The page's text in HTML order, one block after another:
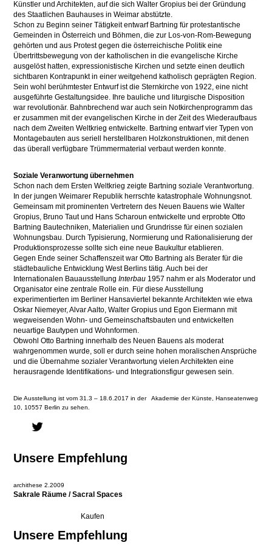
Künstler und Architekten, auf die sich Walter Gropius bei der Gründung
des Staatlichen Bauhauses in Weimar abstützte.
Schon zu Beginn seiner Tätigkeit entwarf Bartning für protestantische
Gemeinden in Österreich und Böhmen, die zur Los-von-Rom-Bewegung
gehörten und aus Protest gegen die österreichische Politik eine
Übertrittsbewegung von der katholischen in die evangelische Kirche
ausgelöst hatten, expressionistische Kirchen und setzte einen deutlich
sichtbaren Kontrapunkt in einer weitgehend katholisch geprägten Region.
Sein wohl berühmtester Entwurf ist die Sternkirche von 1922, eine nicht
ausgeführte Gestaltungsidee. Ihre bauliche und liturgische Disposition
war revolutionär. Bahnbrechend war auch sein Notkirchenprogramm das
er zusammen mit der evangelischen Kirche in der Zeit des Wiederaufbaus
nach dem Zweiten Weltkrieg entwickelte. Bartning entwarf vier Typen von
Montagebauten aus seriell herstellbaren Holzkonstruktionen, mit denen
das überall verfügbare Trümmermaterial verbaut werden konnte.
Soziale Veranwortung übernehmen
Schon nach dem Ersten Weltkrieg zeigte Bartning soziale Verantwortung.
In der jungen Weimarer Republik herrschte katastrophale Wohnungsnot.
Gemeinsam mit prominenten Vertretern des Neuen Bauens wie Walter
Gropius, Bruno Taut und Hans Scharoun entwickelte und erprobte Otto
Bartning Bautechniken, Materialien und Grundrisse für einen sozialen
Wohnungsbau. Durch Typisierung, Normierung und Rationalisierung der
Produktionsprozesse sollte sich eine neue Baukultur etablieren.
Gegen Ende seiner Schaffenszeit war Otto Bartning als Berater für die
städtebauliche Entwicklung West Berlins tätig. Auch bei der
Internationalen BauausstellungInterbau 1957 nahm er als Moderator und
Organisator eine zentrale Rolle ein. Für diese Ausstellung
experimentierten im Berliner Hansaviertel bekannte Architekten wie etwa
Oskar Niemeyer, Alvar Aalto, Walter Gropius und Egon Eiermann mit
wegweisenden Wohn- und Gemeinschaftsbauten und entwickelten
neuartige Bautypen und Wohnformen.
Obwohl Otto Bartning innerhalb des Neuen Bauens als moderat
wahrgenommen wurde, soll er durch seine hohen moralischen Ansprüche
und die Übernahme sozialer Verantwortung vielen Architekten eine
herausragende Identifikations- und Integrationsfigur gewesen sein.
Die Ausstellung ist vom 31.3 – 18.6.2017 in der Akademie der Künste, Hanseatenweg
10, 10557 Berlin zu sehen.
Unsere Empfehlung
archithese 2.2009
Sakrale Räume / Sacral Spaces
Unsere Empfehlung